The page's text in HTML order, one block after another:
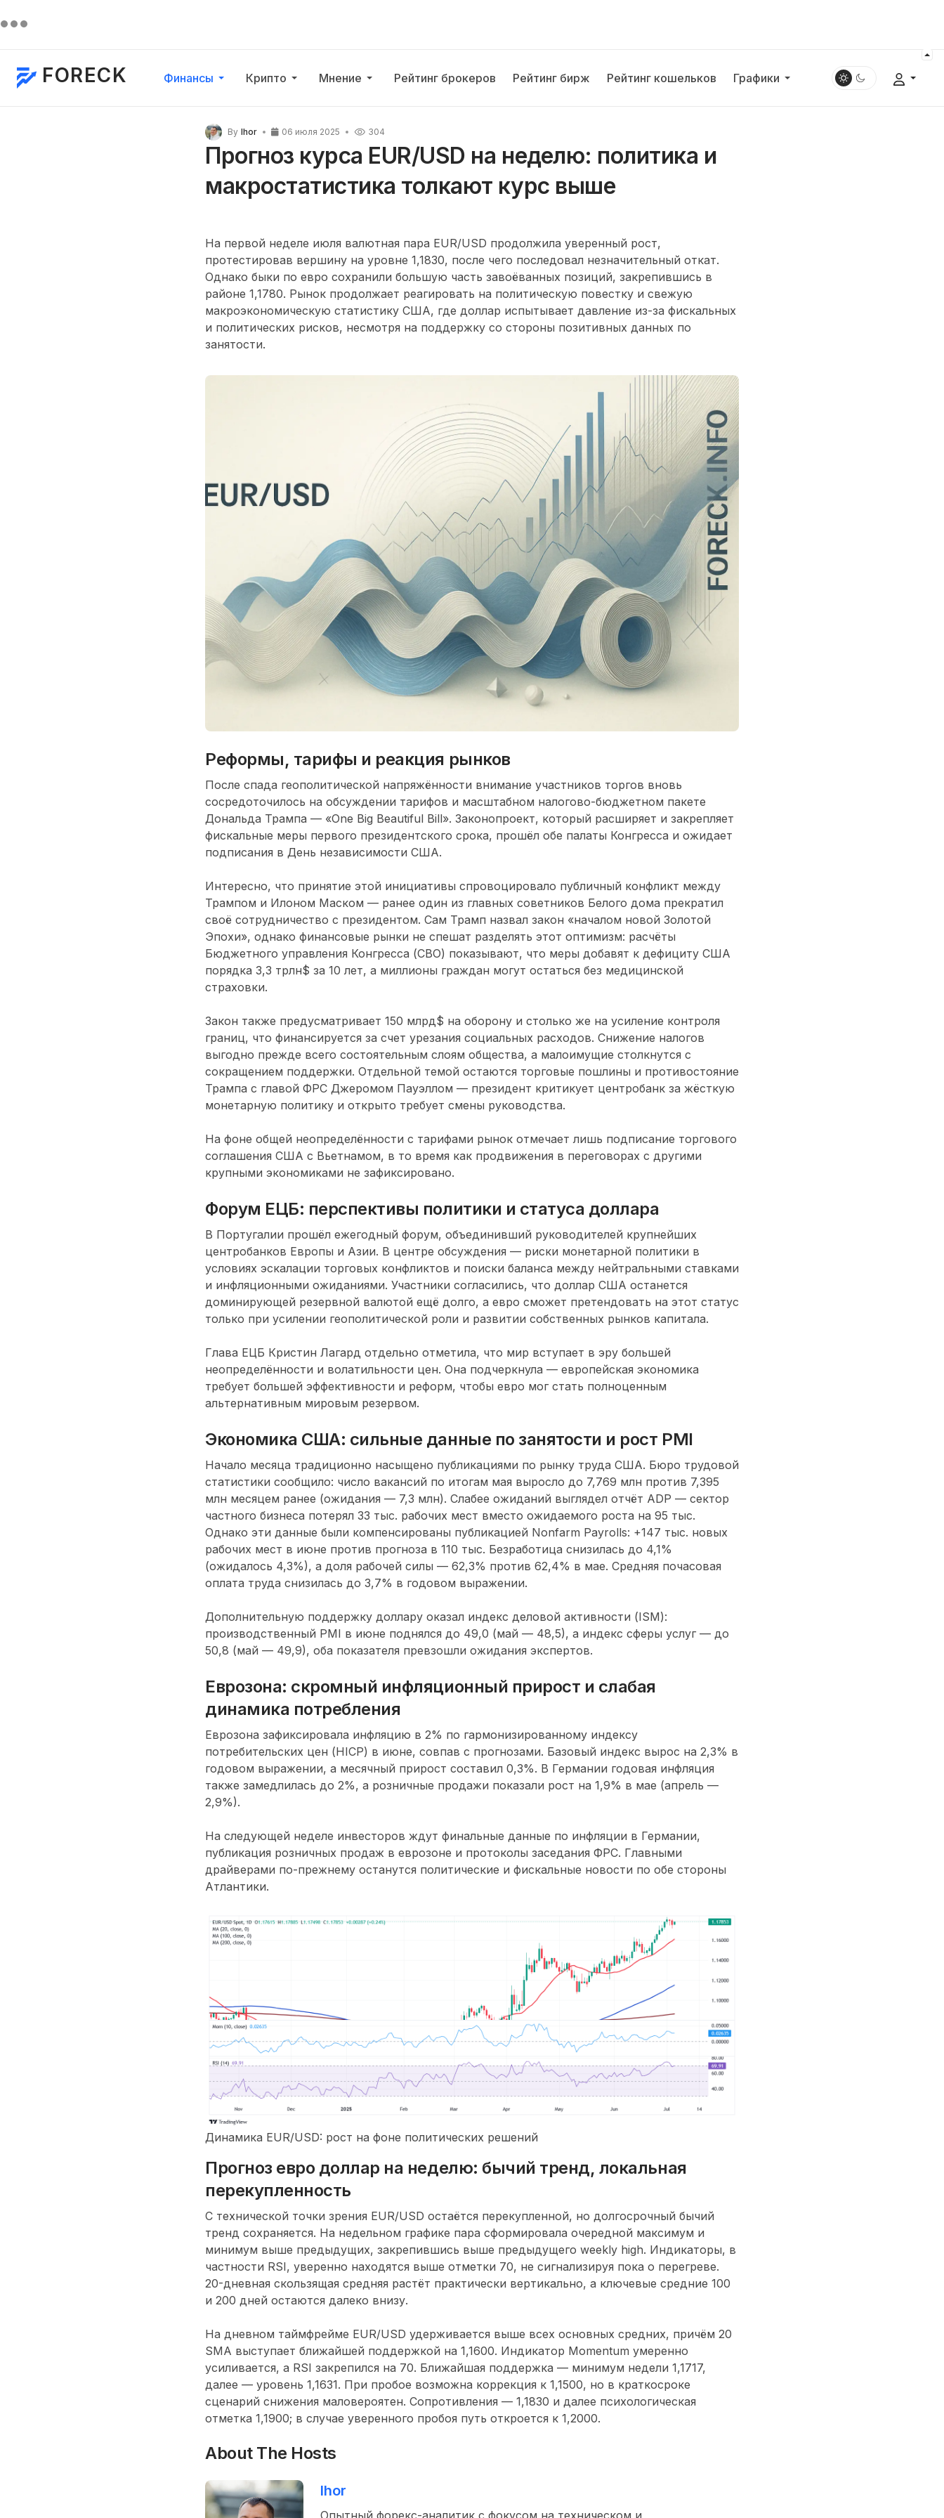
FORECK Финансы Крипто Мнение Рейтинг брокеров Рейтинг бирж Рейтинг кошельков Графики
By Ihor 06 июля 2025 304
Прогноз курса EUR/USD на неделю: политика и
макростатистика толкают курс выше
На первой неделе июля валютная пара EUR/USD продолжила уверенный рост,
протестировав вершину на уровне 1,1830, после чего последовал незначительный откат.
Однако быки по евро сохранили большую часть завоёванных позиций, закрепившись в
районе 1,1780. Рынок продолжает реагировать на политическую повестку и свежую
макроэкономическую статистику США, где доллар испытывает давление из-за фискальных
и политических рисков, несмотря на поддержку со стороны позитивных данных по
занятости.
Реформы, тарифы и реакция рынков
После спада геополитической напряжённости внимание участников торгов вновь
сосредоточилось на обсуждении тарифов и масштабном налогово-бюджетном пакете
Дональда Трампа — «One Big Beautiful Bill». Законопроект, который расширяет и закрепляет
фискальные меры первого президентского срока, прошёл обе палаты Конгресса и ожидает
подписания в День независимости США.
Интересно, что принятие этой инициативы спровоцировало публичный конфликт между
Трампом и Илоном Маском — ранее один из главных советников Белого дома прекратил
своё сотрудничество с президентом. Сам Трамп назвал закон «началом новой Золотой
Эпохи», однако финансовые рынки не спешат разделять этот оптимизм: расчёты
Бюджетного управления Конгресса (CBO) показывают, что меры добавят к дефициту США
порядка 3,3 трлн$ за 10 лет, а миллионы граждан могут остаться без медицинской
страховки.
Закон также предусматривает 150 млрд$ на оборону и столько же на усиление контроля
границ, что финансируется за счет урезания социальных расходов. Снижение налогов
выгодно прежде всего состоятельным слоям общества, а малоимущие столкнутся с
сокращением поддержки. Отдельной темой остаются торговые пошлины и противостояние
Трампа с главой ФРС Джеромом Пауэллом — президент критикует центробанк за жёсткую
монетарную политику и открыто требует смены руководства.
На фоне общей неопределённости с тарифами рынок отмечает лишь подписание торгового
соглашения США с Вьетнамом, в то время как продвижения в переговорах с другими
крупными экономиками не зафиксировано.
Форум ЕЦБ: перспективы политики и статуса доллара
В Португалии прошёл ежегодный форум, объединивший руководителей крупнейших
центробанков Европы и Азии. В центре обсуждения — риски монетарной политики в
условиях эскалации торговых конфликтов и поиски баланса между нейтральными ставками
и инфляционными ожиданиями. Участники согласились, что доллар США останется
доминирующей резервной валютой ещё долго, а евро сможет претендовать на этот статус
только при усилении геополитической роли и развитии собственных рынков капитала.
Глава ЕЦБ Кристин Лагард отдельно отметила, что мир вступает в эру большей
неопределённости и волатильности цен. Она подчеркнула — европейская экономика
требует большей эффективности и реформ, чтобы евро мог стать полноценным
альтернативным мировым резервом.
Экономика США: сильные данные по занятости и рост PMI
Начало месяца традиционно насыщено публикациями по рынку труда США. Бюро трудовой
статистики сообщило: число вакансий по итогам мая выросло до 7,769 млн против 7,395
млн месяцем ранее (ожидания — 7,3 млн). Слабее ожиданий выглядел отчёт ADP — сектор
частного бизнеса потерял 33 тыс. рабочих мест вместо ожидаемого роста на 95 тыс.
Однако эти данные были компенсированы публикацией Nonfarm Payrolls: +147 тыс. новых
рабочих мест в июне против прогноза в 110 тыс. Безработица снизилась до 4,1%
(ожидалось 4,3%), а доля рабочей силы — 62,3% против 62,4% в мае. Средняя почасовая
оплата труда снизилась до 3,7% в годовом выражении.
Дополнительную поддержку доллару оказал индекс деловой активности (ISM):
производственный PMI в июне поднялся до 49,0 (май — 48,5), а индекс сферы услуг — до
50,8 (май — 49,9), оба показателя превзошли ожидания экспертов.
Еврозона: скромный инфляционный прирост и слабая
динамика потребления
Еврозона зафиксировала инфляцию в 2% по гармонизированному индексу
потребительских цен (HICP) в июне, совпав с прогнозами. Базовый индекс вырос на 2,3% в
годовом выражении, а месячный прирост составил 0,3%. В Германии годовая инфляция
также замедлилась до 2%, а розничные продажи показали рост на 1,9% в мае (апрель —
2,9%).
На следующей неделе инвесторов ждут финальные данные по инфляции в Германии,
публикация розничных продаж в еврозоне и протоколы заседания ФРС. Главными
драйверами по-прежнему останутся политические и фискальные новости по обе стороны
Атлантики.
Динамика EUR/USD: рост на фоне политических решений
Прогноз евро доллар на неделю: бычий тренд, локальная
перекупленность
С технической точки зрения EUR/USD остаётся перекупленной, но долгосрочный бычий
тренд сохраняется. На недельном графике пара сформировала очередной максимум и
минимум выше предыдущих, закрепившись выше предыдущего weekly high. Индикаторы, в
частности RSI, уверенно находятся выше отметки 70, не сигнализируя пока о перегреве.
20-дневная скользящая средняя растёт практически вертикально, а ключевые средние 100
и 200 дней остаются далеко внизу.
На дневном таймфрейме EUR/USD удерживается выше всех основных средних, причём 20
SMA выступает ближайшей поддержкой на 1,1600. Индикатор Momentum умеренно
усиливается, а RSI закрепился на 70. Ближайшая поддержка — минимум недели 1,1717,
далее — уровень 1,1631. При пробое возможна коррекция к 1,1500, но в краткосроке
сценарий снижения маловероятен. Сопротивления — 1,1830 и далее психологическая
отметка 1,1900; в случае уверенного пробоя путь откроется к 1,2000.
About The Hosts
Ihor
Опытный форекс-аналитик с фокусом на техническом и